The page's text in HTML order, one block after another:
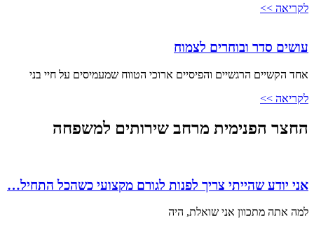
לקריאה >>
עושים סדר ובוחרים לצמוח
אחד הקשיים הרגשיים והפיסיים ארוכי הטווח שמעמיסים על חיי בני
לקריאה >>
החצר הפנימית מרחב שירותים למשפחה
אני יודע שהייתי צריך לפנות לגורם מקצועי כשהכל התחיל…
למה אתה מתכוון אני שואלת, היה